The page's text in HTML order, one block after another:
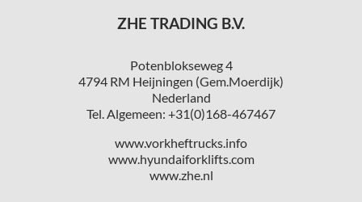
ZHE TRADING B.V.
Potenblokseweg 4
4794 RM Heijningen (Gem.Moerdijk)
Nederland
Tel. Algemeen: +31(0)168-467467
www.vorkheftrucks.info
www.hyundaiforklifts.com
www.zhe.nl